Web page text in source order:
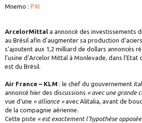
Mnemo : PXI
ArcelorMittal a annoncé des investissements
au Brésil afin d’augmenter sa production
s’ajoutent aux 1,2 milliard de dollars annoncés
l’usine d’Arcelor Mittal à Monlevade, dans l’Etat
est du Brésil.
Air France – KLM : le chef du gouvernement
annoncé hier des discussions « avec une grande
vue d’une « alliance »avec Alitalia, avant de
de la compagnie aérienne.
Cette piste « est exactement l’hypothèse